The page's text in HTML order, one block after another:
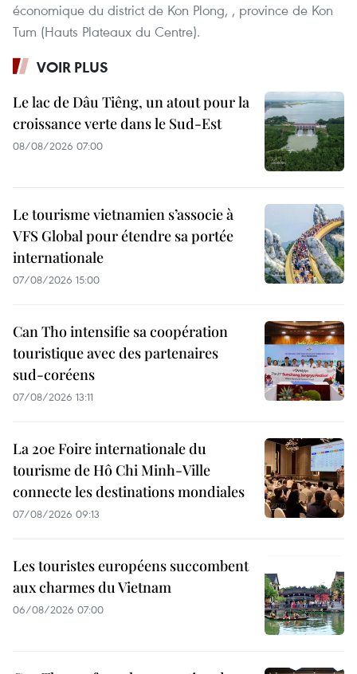
économique du district de Kon Plong, , province de Kon
Tum (Hauts Plateaux du Centre).
VOIR PLUS
Le lac de Dâu Tiêng, un atout pour la
croissance verte dans le Sud-Est
08/08/2026 07:00
Le tourisme vietnamien s’associe à
VFS Global pour étendre sa portée
internationale
07/08/2026 15:00
Can Tho intensifie sa coopération
touristique avec des partenaires
sud-coréens
07/08/2026 13:11
La 20e Foire internationale du
tourisme de Hô Chi Minh-Ville
connecte les destinations mondiales
07/08/2026 09:13
Les touristes européens succombent
aux charmes du Vietnam
06/08/2026 07:00